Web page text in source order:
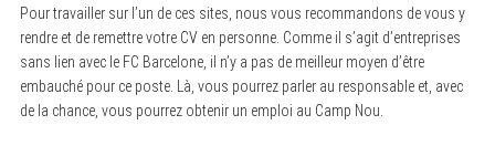
Pour travailler sur l’un de ces sites, nous vous recommandons de vous y
rendre et de remettre votre CV en personne. Comme il s’agit d’entreprises
sans lien avec le FC Barcelone, il n’y a pas de meilleur moyen d’être
embauché pour ce poste. Là, vous pourrez parler au responsable et, avec
de la chance, vous pourrez obtenir un emploi au Camp Nou.
a
r
h